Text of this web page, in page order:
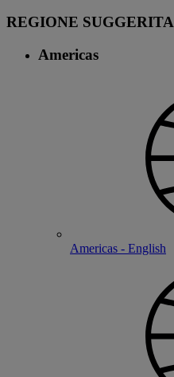
REGIONE SUGGERITA
Americas
Americas - English